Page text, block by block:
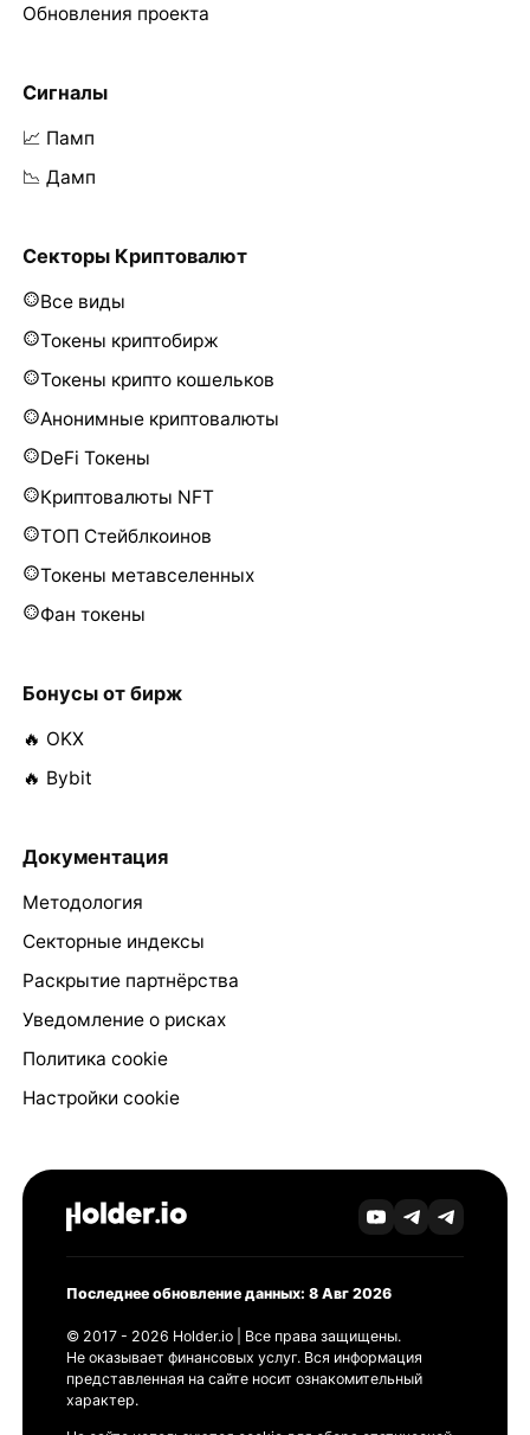
Обновления проекта
Сигналы
📈 Памп
📉 Дамп
Секторы Криптовалют
Все виды
Токены криптобирж
Токены крипто кошельков
Анонимные криптовалюты
DeFi Токены
Криптовалюты NFT
ТОП Стейблкоинов
Токены метавселенных
Фан токены
Бонусы от бирж
🔥 OKX
🔥 Bybit
Документация
Методология
Секторные индексы
Раскрытие партнёрства
Уведомление о рисках
Политика cookie
Настройки cookie
Последнее обновление данных: 8 Авг 2026
© 2017 - 2026 Holder.io | Все права защищены.
Не оказывает финансовых услуг. Вся информация
представленная на сайте носит ознакомительный
характер.